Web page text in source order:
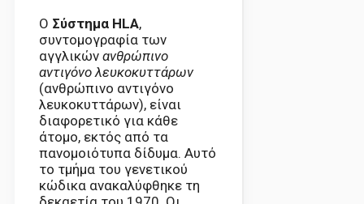
Ο Σύστημα HLA,
συντομογραφία των
αγγλικών ανθρώπινο
αντιγόνο λευκοκυττάρων
(ανθρώπινο αντιγόνο
λευκοκυττάρων), είναι
διαφορετικό για κάθε
άτομο, εκτός από τα
πανομοιότυπα δίδυμα. Αυτό
το τμήμα του γενετικού
κώδικα ανακαλύφθηκε τη